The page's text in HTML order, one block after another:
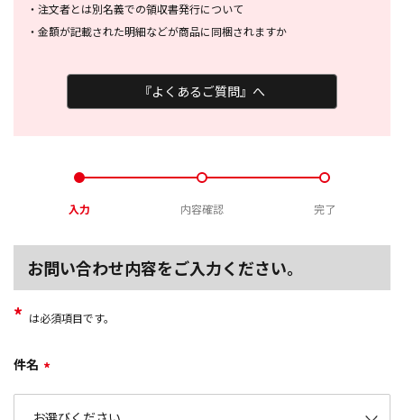
・ 注文者とは別名義での領収書発行について
・ 金額が記載された明細などが商品に同梱されますか
『よくあるご質問』へ
入力 内容確認 完了
お問い合わせ内容をご入力ください。
* は必須項目です。
件名 *